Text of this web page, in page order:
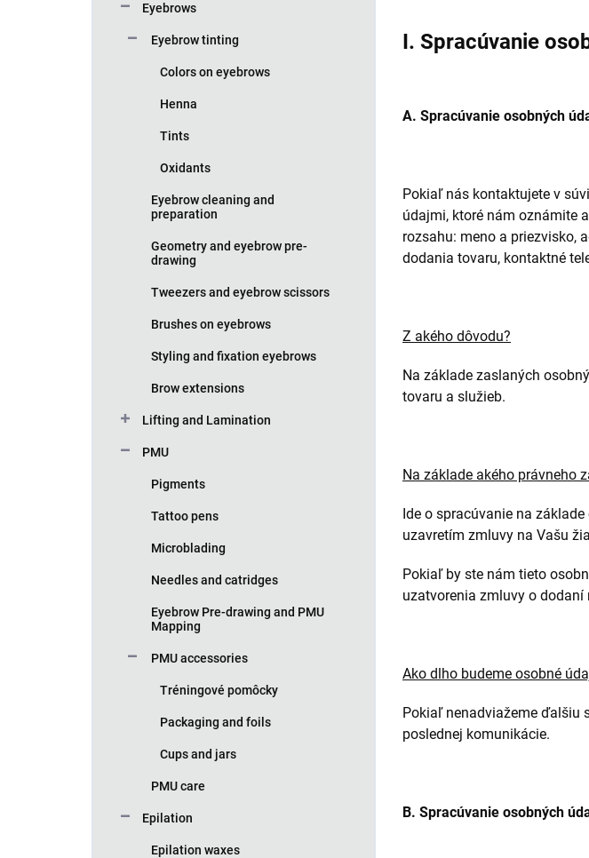
Eyebrows
Eyebrow tinting
Colors on eyebrows
Henna
Tints
Oxidants
Eyebrow cleaning and
preparation
Geometry and eyebrow pre-
drawing
Tweezers and eyebrow scissors
Brushes on eyebrows
Styling and fixation eyebrows
Brow extensions
Lifting and Lamination
PMU
Pigments
Tattoo pens
Microblading
Needles and catridges
Eyebrow Pre-drawing and PMU
Mapping
PMU accessories
Tréningové pomôcky
Packaging and foils
Cups and jars
PMU care
Epilation
Epilation waxes
I. Spracúvanie
A. Spracúvanie osobných
Pokiaľ nás kontaktujete v
údajmi, ktoré nám oznámite
rozsahu: meno a priezvisko,
dodania tovaru, kontaktné
Z akého dôvodu?
Na základe zaslaných
tovaru a služieb.
Na základe akého právneho
Ide o spracúvanie na
uzavretím zmluvy na Vašu
Pokiaľ by ste nám tieto
uzatvorenia zmluvy o
Ako dlho budeme osobné
Pokiaľ nenadviažeme ďalšiu
poslednej komunikácie.
B. Spracúvanie osobných